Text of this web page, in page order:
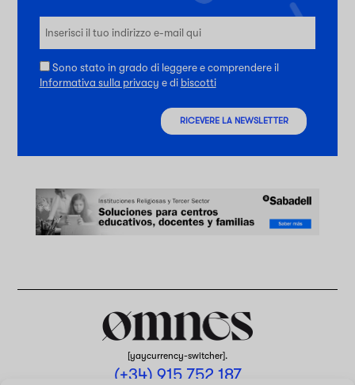
Sono stato in grado di leggere e comprendere il
Informativa sulla privacy e di biscotti
RICEVERE LA NEWSLETTER
[yaycurrency-switcher].
(+34) 915 752 187